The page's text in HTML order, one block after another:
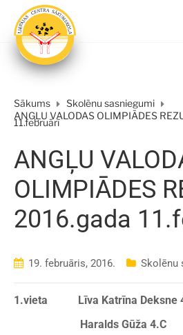
Sākums
Skolēnu sasniegumi
ANGĻU VALODAS OLIMPIĀDES
11.februārī
ANGĻU
OLIMPIĀDES
2016.gada
19. februāris, 2016. Skolēnu
1.vieta Līva Katrīna Deksne
Haralds Gūža 4.C